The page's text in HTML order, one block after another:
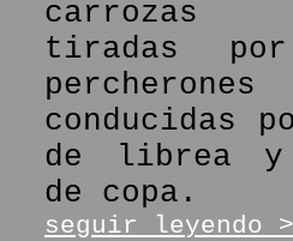
carrozas
tiradas
conducidas
de librea y
de copa.
seguir leyendo